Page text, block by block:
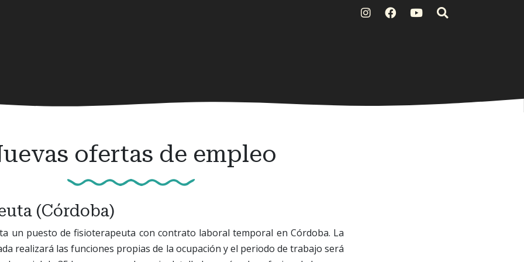
ofertas de empleo
(Córdoba)
un puesto de fisioterapeuta con contrato laboral temporal en Córdoba. La
realizará las funciones propias de la ocupación y el periodo de trabajo será